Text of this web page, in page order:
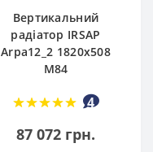
Вертикальний
радіатор IRSAP
Arpa12_2 1820x508
M84
4
87 072 грн.